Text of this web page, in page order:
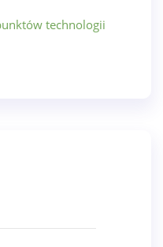
technologii